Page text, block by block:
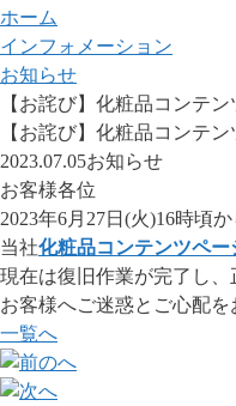
ホーム
インフォメーション
お知らせ
【お詫び】化粧品コンテ
【お詫び】化粧品コンテ
2023.07.05お知らせ
お客様各位
2023年6月27日(火)16時頃
当社化粧品コンテンツペー
現在は復旧作業が完了し、
お客様へご迷惑とご心配を
一覧へ